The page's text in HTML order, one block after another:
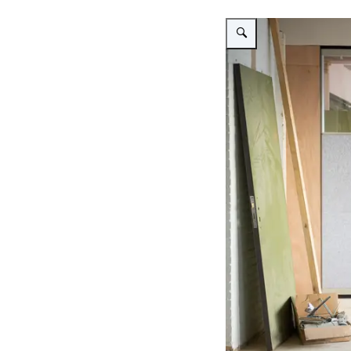
Vergroot afbeelding Jille